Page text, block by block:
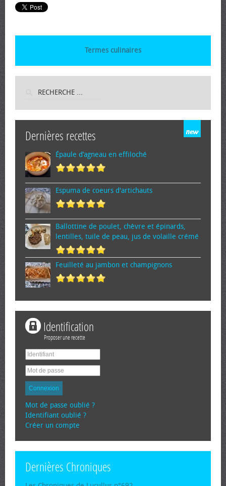
Termes culinaires
Dernières recettes
Épaule d’agneau en effiloché
Espuma de cœurs d'artichauts
Ballottine de poulet, chèvre et épinards,
lentilles, tuile de peau, jus de volaille crémé
Feuilleté au jambon et champignons
Identification
Proposer une recette
Connexion
Mot de passe oublié ?
Identifiant oublié ?
Créer un compte
Dernières Chroniques